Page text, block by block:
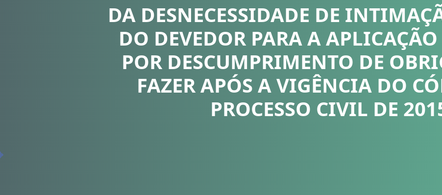
DA DESNECESSIDADE DE
DO DEVEDOR PARA A
POR DESCUMPRIMENTO DE
FAZER APÓS A VIGÊNCIA DO
PROCESSO CIVIL DE